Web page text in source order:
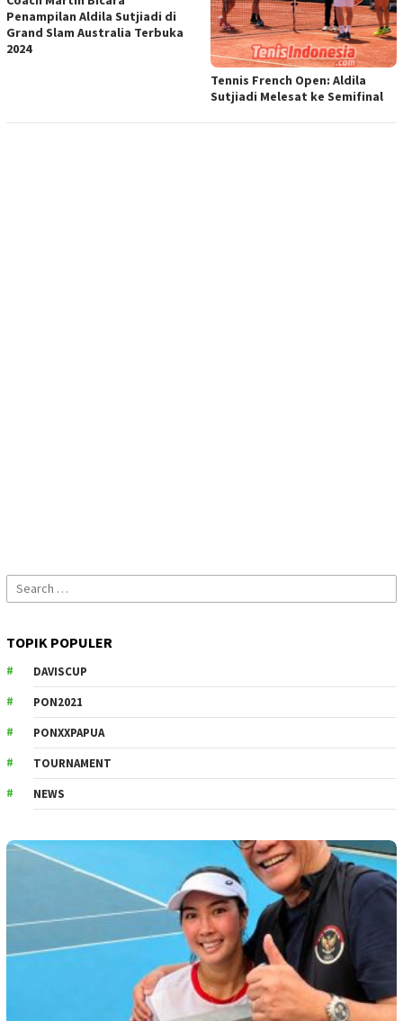
Penampilan Aldila Sutjiadi di
Grand Slam Australia Terbuka
2024
Tennis French Open: Aldila
Sutjiadi Melesat ke Semifinal
Search
for:
TOPIK POPULER
DAVISCUP
PON2021
PONXXPAPUA
TOURNAMENT
NEWS